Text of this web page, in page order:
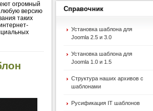
огромный
любую версию
таких
Справочник
Установка шаблона для
Joomla 2.5 и 3.0
Установка шаблона для
Joomla 1.0 и 1.5
Структура наших архивов с
шаблонами
Русификация IT шаблонов